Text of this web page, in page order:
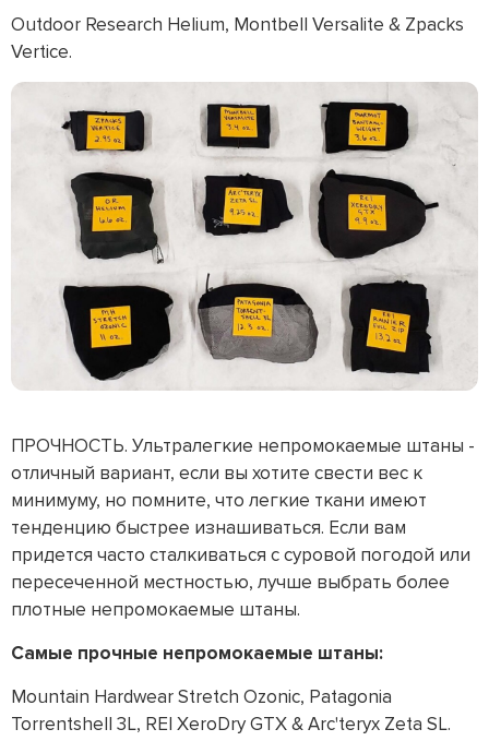
Outdoor Research Helium, Montbell Versalite & Zpacks
Vertice.
ПРОЧНОСТЬ. Ультралегкие непромокаемые штаны -
отличный вариант, если вы хотите свести вес к
минимуму, но помните, что легкие ткани имеют
тенденцию быстрее изнашиваться. Если вам
придется часто сталкиваться с суровой погодой или
пересеченной местностью, лучше выбрать более
плотные непромокаемые штаны.
Самые прочные непромокаемые штаны:
Mountain Hardwear Stretch Ozonic, Patagonia
Torrentshell 3L, REI XeroDry GTX & Arc'teryx Zeta SL.